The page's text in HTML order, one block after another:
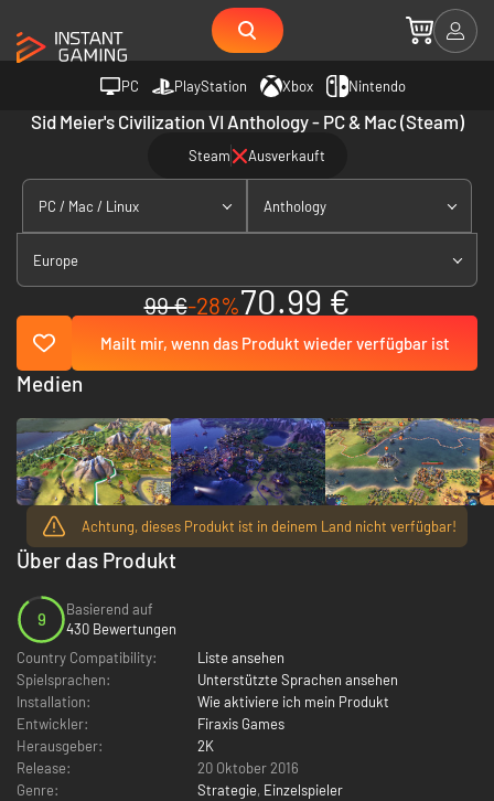
PC PlayStation Xbox Nintendo
Sid Meier's Civilization VI Anthology - PC & Mac (Steam)
Steam Ausverkauft
PC / Mac / Linux Anthology
Europe
99 €-28%70.99 €
Mailt mir, wenn das Produkt wieder verfügbar ist
Achtung, dieses Produkt ist in deinem Land nicht verfügbar!
Über das Produkt
9
Basierend auf
430 Bewertungen
Country Compatibility:
Liste ansehen
Spielsprachen:
Unterstützte Sprachen ansehen
Installation:
Wie aktiviere ich mein Produkt
Entwickler:
Firaxis Games
Herausgeber:
2K
Release:
20 Oktober 2016
Genre:
Strategie, Einzelspieler
Medien